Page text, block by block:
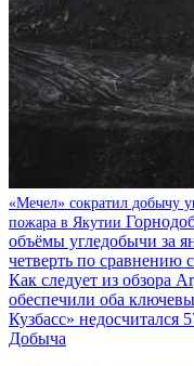
«Мечел» сократил добычу
пожара в Якутии
объёмы угледобычи за
четверть по
Как следует из обзора
обеспечили оба
Кузбасс» недосчитался
Добыча